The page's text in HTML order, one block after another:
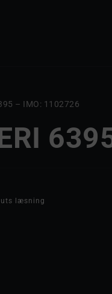
– IMO: 1102726
læsning